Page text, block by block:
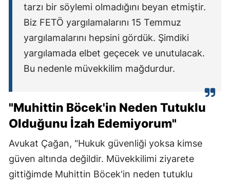
tarzı bir söylemi olmadığını beyan etmiştir.
Biz FETÖ yargılamalarını 15 Temmuz
yargılamalarını hepsini gördük. Şimdiki
yargılamada elbet geçecek ve unutulacak.
Bu nedenle müvekkilim mağdurdur.
"Muhittin Böcek'in Neden Tutuklu
Olduğunu İzah Edemiyorum"
Avukat Çağan, "Hukuk güvenliği yoksa kimse
güven altında değildir. Müvekkilimi ziyarete
gittiğimde Muhittin Böcek'in neden tutuklu